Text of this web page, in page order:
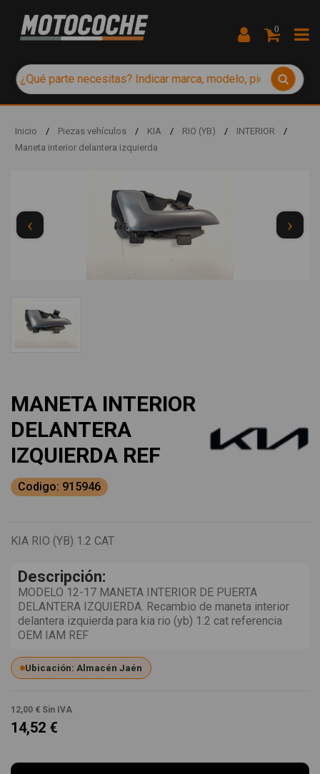
0
Inicio / Piezas vehículos / KIA / RIO (YB) / INTERIOR
/
Maneta interior delantera izquierda
‹ ›
MANETA INTERIOR
DELANTERA
IZQUIERDA REF
Codigo: 915946
KIA RIO (YB) 1.2 CAT
Descripción:
MODELO 12-17 MANETA INTERIOR DE PUERTA
DELANTERA IZQUIERDA. Recambio de maneta interior
delantera izquierda para kia rio (yb) 1.2 cat referencia
OEM IAM REF
Ubicación: Almacén Jaén
12,00 € Sin IVA
14,52 €